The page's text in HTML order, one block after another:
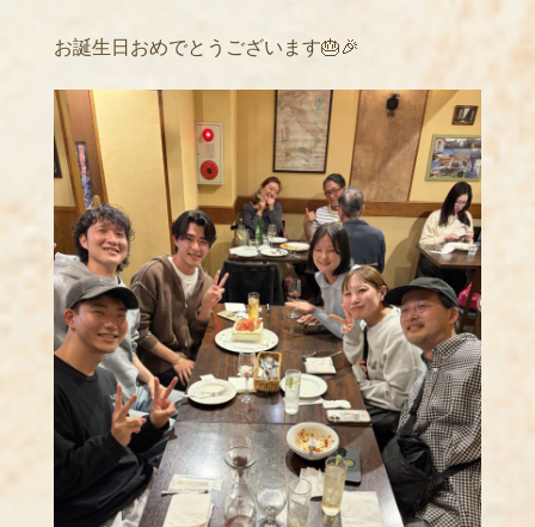
お誕生日おめでとうございます🎂🎉